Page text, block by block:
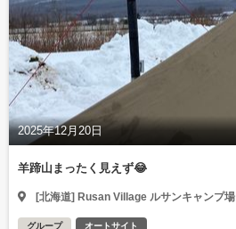
2025年12月20日
羊蹄山まったく見えず😂
[北海道] Rusan Village ルサンキャンプ場
グループ オートサイト